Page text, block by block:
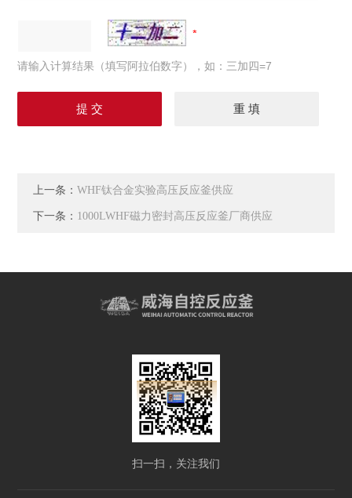
请输入计算结果（填写阿拉伯数字），如：三加四=7
上一条：WHF钛合金实验高压反应釜供应
下一条： 1000LWHF磁力密封高压反应釜厂商供应
扫一扫，关注我们